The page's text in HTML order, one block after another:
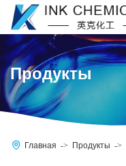
Продукты
Главная Продукты